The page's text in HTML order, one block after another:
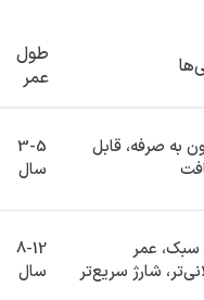
طول
عمر
به صرفه، قابل
3-5
سال
سبک، عمر
شارژ سریع‌تر
8-12
سال